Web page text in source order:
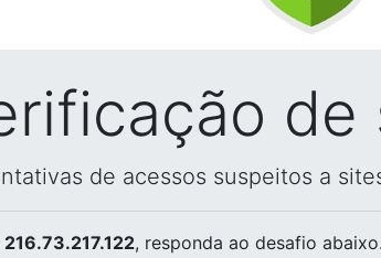
de
de acessos suspeitos a
216.73.217.122, responda ao desafio abaixo.